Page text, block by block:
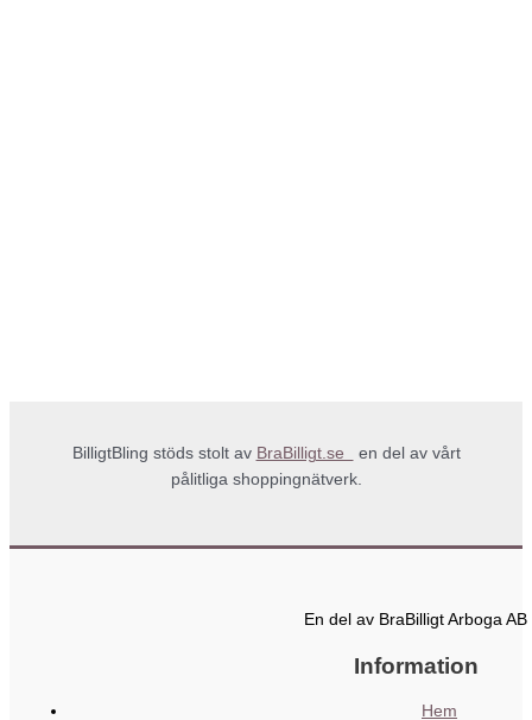
BilligtBling stöds stolt av BraBilligt.se
en del av vårt
pålitliga shoppingnätverk.
En del av BraBilligt Arboga AB
Information
Hem